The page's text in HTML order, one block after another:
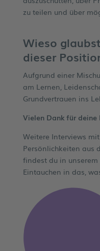
zu teilen und über
Wieso
dieser
Aufgrund einer
am Lernen,
Grundvertrauen ins
Vielen Dank für
Weitere Interviews
Persönlichkeiten aus
findest du in unserem
Eintauchen in das,